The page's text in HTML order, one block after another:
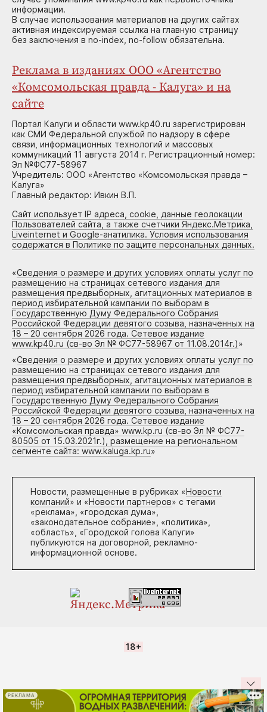
информации.
В случае использования материалов на других сайтах
активная индексируемая ссылка на главную страницу
без заключения в no-index, no-follow обязательна.
Реклама в изданиях ООО «Агентство
«Комсомольская правда - Калуга» и на
сайте
Портал Калуги и области www.kp40.ru зарегистрирован
как СМИ Федеральной службой по надзору в сфере
связи, информационных технологий и массовых
коммуникаций 11 августа 2014 г. Регистрационный номер:
Эл №ФС77-58967
Учредитель: ООО «Агентство «Комсомольская правда –
Калуга»
Главный редактор: Ивкин В.П.
Сайт использует IP адреса, cookie, данные геолокации
Пользователей сайта, а также счетчики Яндекс.Метрика,
Liveinternet и Google-анатилика. Условия использования
содержатся в Политике по защите персональных данных.
«Сведения о размере и других условиях оплаты услуг по
размещению на страницах сетевого издания для
размещения предвыборных, агитационных материалов в
период избирательной кампании по выборам в
Государственную Думу Федерального Собрания
Российской Федерации девятого созыва, назначенных на
18 – 20 сентября 2026 года. Сетевое издание
www.kp40.ru (св-во Эл № ФС77-58967 от 11.08.2014г.)»
«Сведения о размере и других условиях оплаты услуг по
размещению на страницах сетевого издания для
размещения предвыборных, агитационных материалов в
период избирательной кампании по выборам в
Государственную Думу Федерального Собрания
Российской Федерации девятого созыва, назначенных на
18 – 20 сентября 2026 года. Сетевое издание
«Комсомольская правда» www.kp.ru (св-во Эл № ФС77-
80505 от 15.03.2021г.), размещение на региональном
сегменте сайта: www.kaluga.kp.ru»
Новости, размещенные в рубриках «Новости
компаний» и «Новости партнеров» с тегами
«реклама», «городская дума»,
«законодательное собрание», «политика»,
«область», «Городской голова Калуги»
публикуются на договорной, рекламно-
информационной основе.
18+
РЕКЛАМА